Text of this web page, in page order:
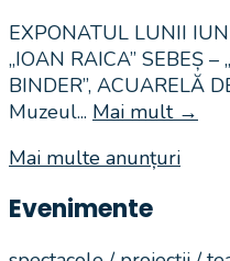
EXPONATUL LUNII
„IOAN RAICA” SEBEȘ
BINDER”, ACUARELĂ
Muzeul... Mai mult →
Mai multe anunțuri
Evenimente